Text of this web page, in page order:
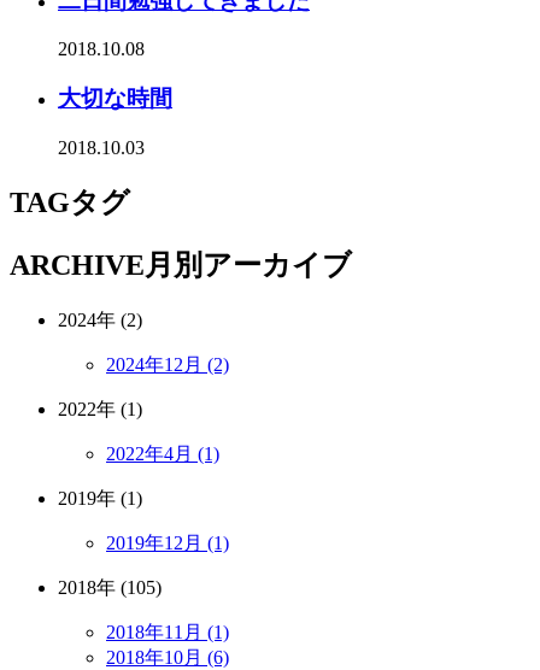
2018.10.08
大切な時間
2018.10.03
TAGタグ
ARCHIVE月別アーカイブ
2024年 (2)
2024年12月 (2)
2022年 (1)
2022年4月 (1)
2019年 (1)
2019年12月 (1)
2018年 (105)
2018年11月 (1)
2018年10月 (6)